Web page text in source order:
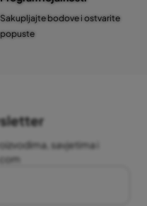
Sakupljajte bodove i ostvarite
popuste
savjetima i